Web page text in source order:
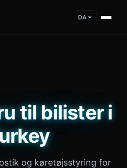
DA
til bilister i
og køretøjsstyring for